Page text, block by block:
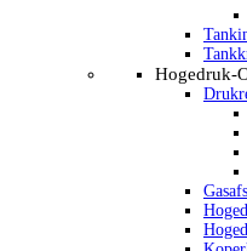
Hogedruk-